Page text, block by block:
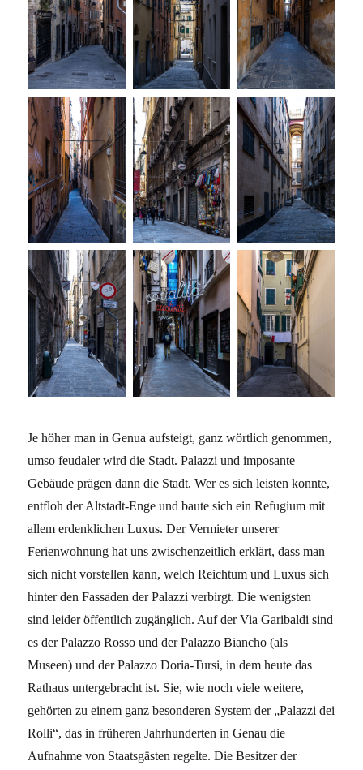
Je höher man in Genua aufsteigt, ganz wörtlich genommen,
umso feudaler wird die Stadt. Palazzi und imposante
Gebäude prägen dann die Stadt. Wer es sich leisten konnte,
entfloh der Altstadt-Enge und baute sich ein Refugium mit
allem erdenklichen Luxus. Der Vermieter unserer
Ferienwohnung hat uns zwischenzeitlich erklärt, dass man
sich nicht vorstellen kann, welch Reichtum und Luxus sich
hinter den Fassaden der Palazzi verbirgt. Die wenigsten
sind leider öffentlich zugänglich. Auf der Via Garibaldi sind
es der Palazzo Rosso und der Palazzo Biancho (als
Museen) und der Palazzo Doria-Tursi, in dem heute das
Rathaus untergebracht ist. Sie, wie noch viele weitere,
gehörten zu einem ganz besonderen System der „Palazzi dei
Rolli“, das in früheren Jahrhunderten in Genau die
Aufnahme von Staatsgästen regelte. Die Besitzer der